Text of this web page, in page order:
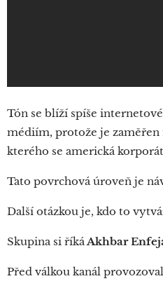
Tón se blíží spíše
médiím, protože je
kterého se americká
Tato povrchová úroveň je
Další otázkou je, kdo to
Skupina si říkáAkhbar
Před válkou kanál